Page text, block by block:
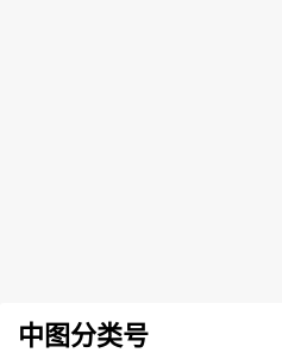
中图分类号